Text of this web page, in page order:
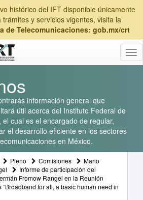
histórico del IFT disponible únicamente
y servicios vigentes, visita la
de Telecomunicaciones: gob.mx/crt
información general que
útil acerca del Instituto Federal de
cual es el encargado de regular,
el desarrollo eficiente en los sectores
en México.
Pleno Comisiones
Mario
Informe de participación del
Fromow Rangel en la Reunión
for all, a basic human need in